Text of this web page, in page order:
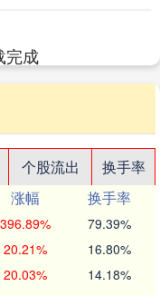
完成
个股流出
换手率
涨幅
换手率
396.89% 79.39%
20.21% 16.80%
20.03% 14.18%